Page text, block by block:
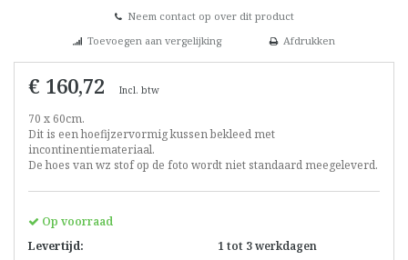
Neem contact op over dit product
Toevoegen aan vergelijking
Afdrukken
€ 160,72 Incl. btw
70 x 60cm.
Dit is een hoefijzervormig kussen bekleed met
incontinentiemateriaal.
De hoes van wz stof op de foto wordt niet standaard meegeleverd.
Op voorraad
Levertijd:
1 tot 3 werkdagen